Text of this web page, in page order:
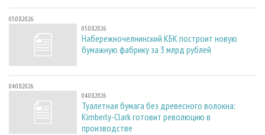
05.08.2026
05.08.2026
Набережночелнинский КБК построит новую
бумажную фабрику за 3 млрд рублей
04.08.2026
04.08.2026
Туалетная бумага без древесного волокна:
Kimberly-Clark готовит революцию в
производстве